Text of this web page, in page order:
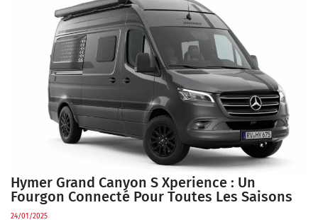
Hymer Grand Canyon S Xperience : Un
Fourgon Connecté Pour Toutes Les Saisons
24/01/2025